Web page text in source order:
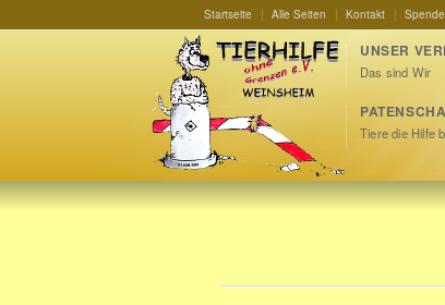
Startseite Alle Seiten Kontakt
UNSER
Das sind Wir
Tiere die Hilfe